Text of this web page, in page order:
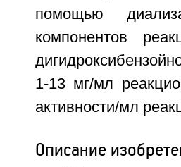
помощью
компонентов
1-13 мг/мл
активности/мл
Описание